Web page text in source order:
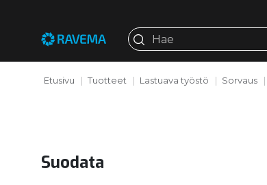
Etusivu Tuotteet Lastuava työstö Sorvaus
Suodata